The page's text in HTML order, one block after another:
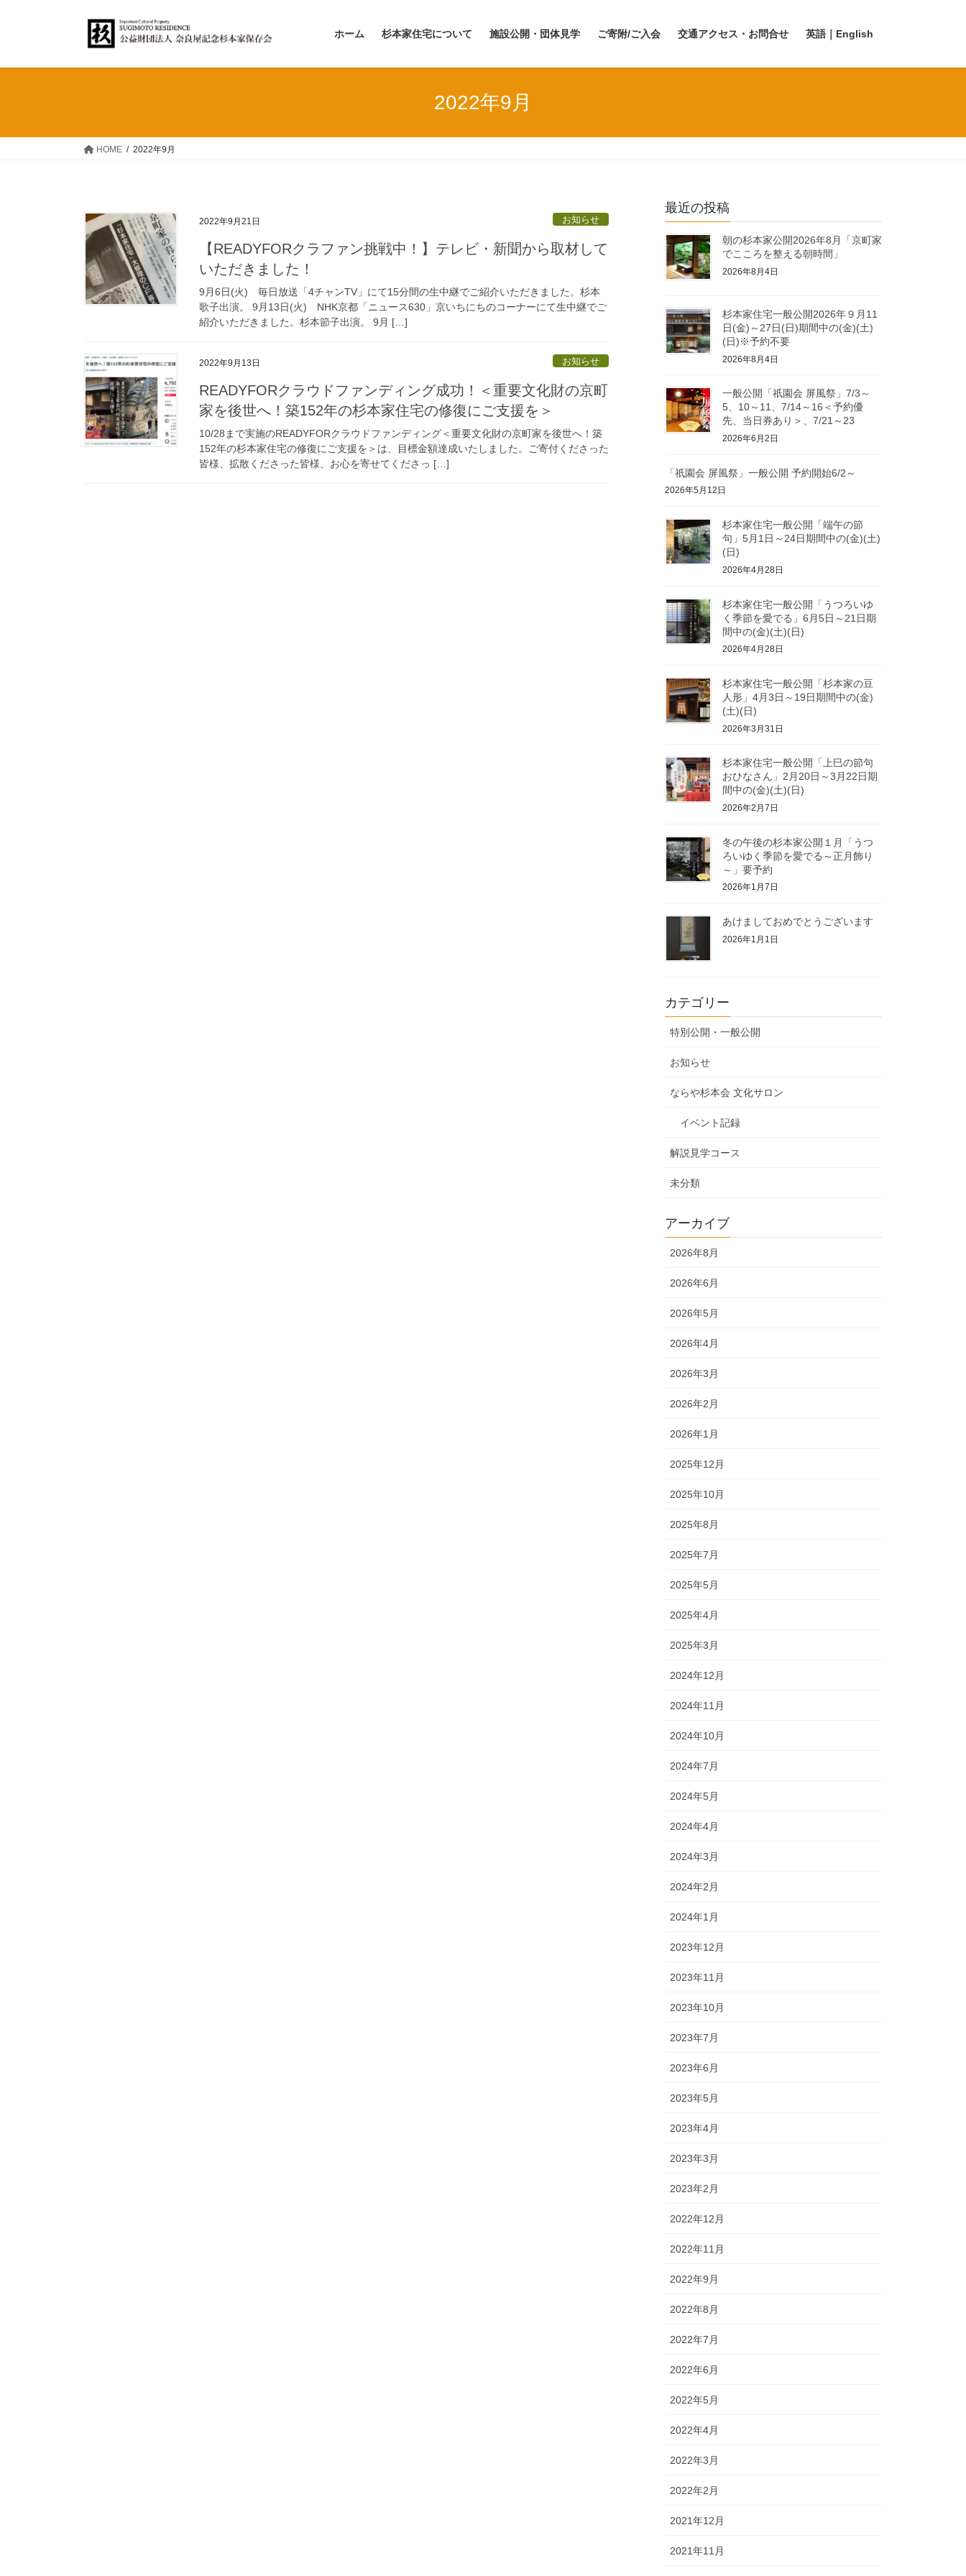
ホーム 杉本家住宅について 施設公開・団体見学 ご寄附/ご入会 交通アクセス・お問合せ 英語｜English
2022年9月
HOME 2022年9月
2022年9月21日 お知らせ
【READYFORクラファン挑戦中！】テレビ・新聞から取材して
いただきました！
9月6日(火) 毎日放送「4チャンTV」にて15分間の生中継でご紹介いただきました。杉本
歌子出演。 9月13日(火) NHK京都「ニュース630」京いちにちのコーナーにて生中継でご
紹介いただきました。杉本節子出演。 9月 […]
2022年9月13日 お知らせ
READYFORクラウドファンディング成功！＜重要文化財の京町
家を後世へ！築152年の杉本家住宅の修復にご支援を＞
10/28まで実施のREADYFORクラウドファンディング＜重要文化財の京町家を後世へ！築
152年の杉本家住宅の修復にご支援を＞は、目標金額達成いたしました。ご寄付くださった
皆様、拡散くださった皆様、お心を寄せてくださっ […]
最近の投稿
朝の杉本家公開2026年8月「京町家
でこころを整える朝時間」
2026年8月4日
杉本家住宅一般公開2026年９月11
日(金)～27日(日)期間中の(金)(土)
(日)※予約不要
2026年8月4日
一般公開「祇園会 屏風祭」7/3～
5、10～11、7/14～16＜予約優
先、当日券あり＞、7/21～23
2026年6月2日
「祇園会 屏風祭」一般公開 予約開始6/2～
2026年5月12日
杉本家住宅一般公開「端午の節
句」5月1日～24日期間中の(金)(土)
(日)
2026年4月28日
杉本家住宅一般公開「うつろいゆ
く季節を愛でる」6月5日～21日期
間中の(金)(土)(日)
2026年4月28日
杉本家住宅一般公開「杉本家の豆
人形」4月3日～19日期間中の(金)
(土)(日)
2026年3月31日
杉本家住宅一般公開「上巳の節句
おひなさん」2月20日～3月22日期
間中の(金)(土)(日)
2026年2月7日
冬の午後の杉本家公開１月「うつ
ろいゆく季節を愛でる～正月飾り
～」要予約
2026年1月7日
あけましておめでとうございます
2026年1月1日
カテゴリー
特別公開・一般公開
お知らせ
ならや杉本会 文化サロン
イベント記録
解説見学コース
未分類
アーカイブ
2026年8月
2026年6月
2026年5月
2026年4月
2026年3月
2026年2月
2026年1月
2025年12月
2025年10月
2025年8月
2025年7月
2025年5月
2025年4月
2025年3月
2024年12月
2024年11月
2024年10月
2024年7月
2024年5月
2024年4月
2024年3月
2024年2月
2024年1月
2023年12月
2023年11月
2023年10月
2023年7月
2023年6月
2023年5月
2023年4月
2023年3月
2023年2月
2022年12月
2022年11月
2022年9月
2022年8月
2022年7月
2022年6月
2022年5月
2022年4月
2022年3月
2022年2月
2021年12月
2021年11月